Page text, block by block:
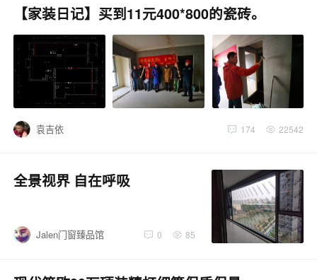
【家装日记】买到11元400*800的瓷砖。
袁吉依 174 22542
全景视界 自在呼吸
Jalen门窗臻品馆 0 85